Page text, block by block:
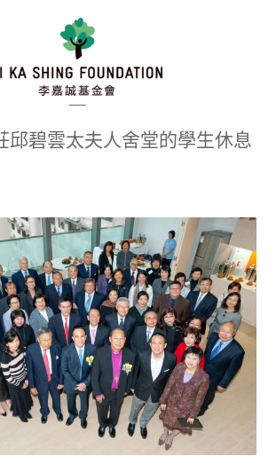
欺詐警示
繁體
邱碧雲太夫人舍堂的學生休息